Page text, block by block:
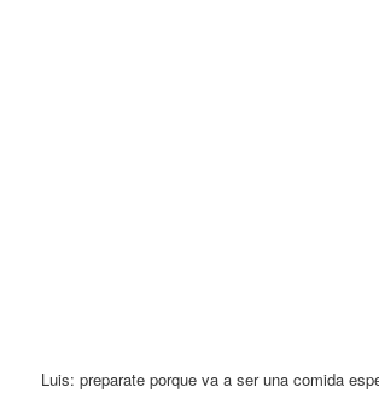
Luis: preparate porque va a ser una comida